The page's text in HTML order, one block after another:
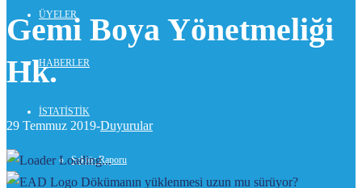
ÜYELER
HABERLER
İSTATİSTİK
Sektör Raporu
Gemi Boya Yönetmeliği
Hk.
29 Temmuz 2019-Duyurular
Loading...
Dökümanın yüklenmesi uzun mu sürüyor?